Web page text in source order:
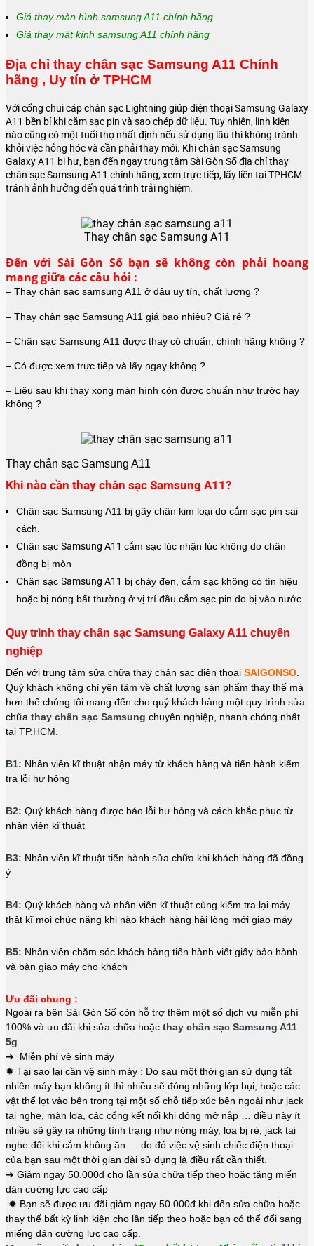
Giá thay màn hình samsung A11 chính hãng
Giá thay mặt kính samsung A11 chính hãng
Địa chỉ thay chân sạc Samsung A11 Chính
hãng , Uy tín ở TPHCM
Với cổng chui cáp chân sạc Lightning giúp điện thoại Samsung Galaxy
A11 bền bỉ khi cắm sạc pin và sao chép dữ liệu. Tuy nhiên, linh kiện
nào cũng có một tuổi thọ nhất định nếu sử dụng lâu thì không tránh
khỏi việc hỏng hóc và cần phải thay mới. Khi chân sạc Samsung
Galaxy A11 bị hư, bạn đến ngay trung tâm Sài Gòn Số địa chỉ thay
chân sạc Samsung A11 chính hãng, xem trực tiếp, lấy liền tại TPHCM
tránh ảnh hưởng đến quá trình trải nghiệm.
Thay chân sạc Samsung A11
Đến với Sài Gòn Số bạn sẽ không còn phải hoang
mang giữa các câu hỏi :
– Thay chân sạc samsung A11 ở đâu uy tín, chất lượng ?
– Thay chân sạc Samsung A11 giá bao nhiêu? Giá rẻ ?
– Chân sạc Samsung A11 được thay có chuẩn, chính hãng không ?
– Có được xem trực tiếp và lấy ngay không ?
– Liệu sau khi thay xong màn hình còn được chuẩn như trước hay
không ?
Thay chân sạc Samsung A11
Khi nào cần thay chân sạc Samsung A11?
Chân sạc Samsung A11 bị gãy chân kim loại do cắm sạc pin sai
cách.
Chân sạc Samsung A11 cắm sạc lúc nhận lúc không do chân
đồng bị mòn
Chân sạc Samsung A11 bị cháy đen, cắm sạc không có tín hiệu
hoặc bị nóng bất thường ở vị trí đầu cắm sạc pin do bị vào nước.
Quy trình thay chân sạc Samsung Galaxy A11 chuyên
nghiệp
Đến với trung tâm sửa chữa thay chân sạc điện thoại SAIGONSO
Quý khách không chỉ yên tâm về chất lượng sản phẩm thay thế mà
hơn thế chúng tôi mang đến cho quý khách hàng một quy trình sửa
chữa thay chân sạc Samsung chuyên nghiệp, nhanh chóng nhất
tại TP.HCM.
B1: Nhân viên kĩ thuật nhận máy từ khách hàng và tiến hành kiểm
tra lỗi hư hỏng
B2: Quý khách hàng được báo lỗi hư hỏng và cách khắc phục từ
nhân viên kĩ thuật
B3: Nhân viên kĩ thuật tiến hành sửa chữa khi khách hàng đã đồng
ý
B4: Quý khách hàng và nhân viên kĩ thuật cùng kiểm tra lại máy
thật kĩ mọi chức năng khi nào khách hàng hài lòng mới giao máy
B5: Nhân viên chăm sóc khách hàng tiến hành viết giấy bảo hành
và bàn giao máy cho khách
Ưu đãi chung :
Ngoài ra bên Sài Gòn Số còn hỗ trợ thêm một số dịch vụ miễn phí
100% và ưu đãi khi sửa chữa hoặc thay chân sạc Samsung A11
5g
➜ Miễn phí vệ sinh máy
✹ Tại sao lại cần vệ sinh máy : Do sau một thời gian sử dụng tất
nhiên máy bạn không ít thì nhiều sẽ đóng những lớp bụi, hoặc các
vật thể lọt vào bên trong tại một số chỗ tiếp xúc bên ngoài như jack
tai nghe, màn loa, các cổng kết nối khi đóng mở nắp … điều này ít
nhiều sẽ gây ra những tình trạng như nóng máy, loa bị rè, jack tai
nghe đôi khi cắm không ăn … do đó việc vệ sinh chiếc điện thoại
của bạn sau một thời gian dài sử dụng là điều rất cần thiết.
➜ Giảm ngay 50.000đ cho lần sửa chữa tiếp theo hoặc tặng miến
dán cường lực cao cấp
✹ Bạn sẽ được ưu đãi giảm ngay 50.000đ khi đến sửa chữa hoặc
thay thế bất kỳ linh kiện cho lần tiếp theo hoặc bạn có thể đổi sang
miếng dán cường lực cao cấp.